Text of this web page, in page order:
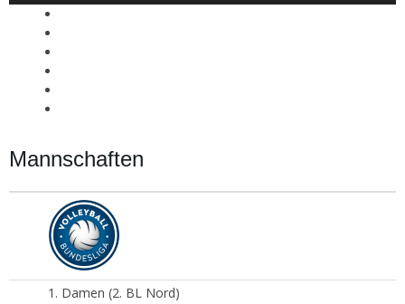
Mannschaften
1. Damen (2. BL Nord)